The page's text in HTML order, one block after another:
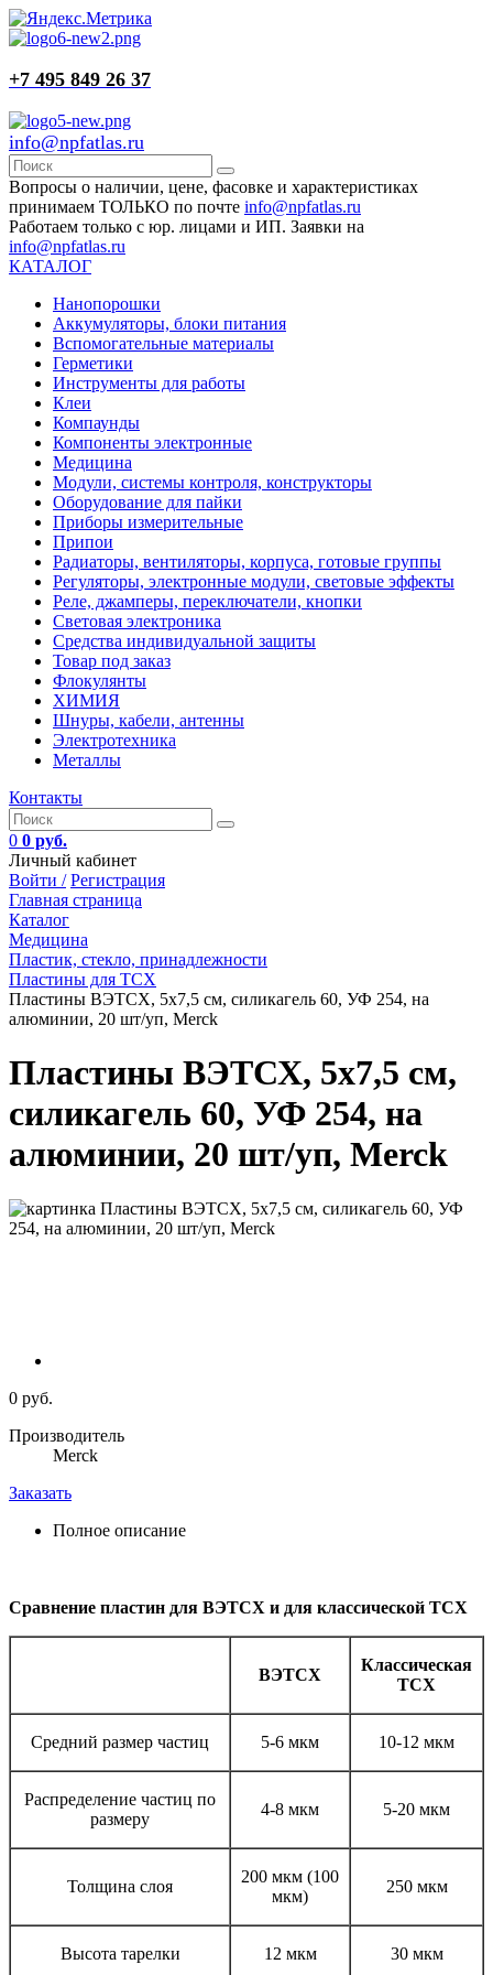
+7 495 849 26 37
info@npfatlas.ru
Вопросы о наличии, цене, фасовке и характеристиках
принимаем ТОЛЬКО по почте info@npfatlas.ru
Работаем только с юр. лицами и ИП. Заявки на
info@npfatlas.ru
КАТАЛОГ
Нанопорошки
Аккумуляторы, блоки питания
Вспомогательные материалы
Герметики
Инструменты для работы
Клеи
Компаунды
Компоненты электронные
Медицина
Модули, системы контроля, конструкторы
Оборудование для пайки
Приборы измерительные
Припои
Радиаторы, вентиляторы, корпуса, готовые группы
Регуляторы, электронные модули, световые эффекты
Реле, джамперы, переключатели, кнопки
Световая электроника
Средства индивидуальной защиты
Товар под заказ
Флокулянты
ХИМИЯ
Шнуры, кабели, антенны
Электротехника
Металлы
Контакты
0 0 руб.
Личный кабинет
Войти / Регистрация
Главная страница
Каталог
Медицина
Пластик, стекло, принадлежности
Пластины для ТСХ
Пластины ВЭТСХ, 5х7,5 см, силикагель 60, УФ 254, на
алюминии, 20 шт/уп, Merck
Пластины ВЭТСХ, 5х7,5 см,
силикагель 60, УФ 254, на
алюминии, 20 шт/уп, Merck
0 руб.
Производитель
Merck
Заказать
Полное описание
Сравнение пластин для ВЭТСХ и для классической ТСХ
ВЭТСХ
Классическая
ТСХ
Средний размер частиц 5-6 мкм 10-12 мкм
Распределение частиц по
размеру
4-8 мкм 5-20 мкм
Толщина слоя
200 мкм (100
мкм)
250 мкм
Высота тарелки 12 мкм 30 мкм